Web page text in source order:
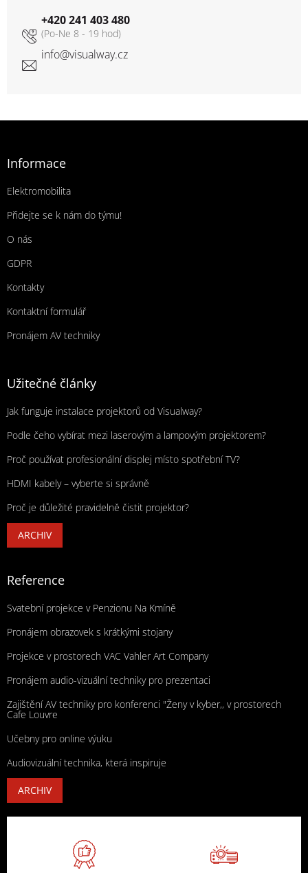
info@visualway.cz
+420 241 403 480
Informace
Elektromobilita
Přidejte se k nám do týmu!
O nás
GDPR
Kontakty
Kontaktní formulář
Pronájem AV techniky
Užitečné články
Jak funguje instalace projektorů od Visualway?
Podle čeho vybírat mezi laserovým a lampovým projektorem?
Proč používat profesionální displej místo spotřební TV?
HDMI kabely – vyberte si správně
Proč je důležité pravidelně čistit projektor?
ARCHIV
Reference
Svatební projekce v Penzionu Na Kmíně
Pronájem obrazovek s krátkými stojany
Projekce v prostorech VAC Vahler Art Company
Pronájem audio-vizuální techniky pro prezentaci
Zajištění AV techniky pro konferenci "Ženy v kyber,, v prostorech
Cafe Louvre
Učebny pro online výuku
Audiovizuální technika, která inspiruje
ARCHIV